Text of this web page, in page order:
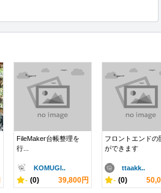
FileMaker台帳整理を
行...
KOMUGI..
- (0) 39,800円
フロントエンドの
ができます
ttaakk..
- (0)